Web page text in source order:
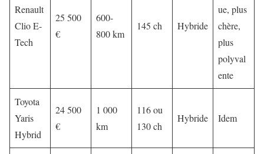
Renault
Clio E-
Tech
25 500
€
600-
800 km
145 ch Hybride
ue, plus
chère,
plus
polyval
ente
Toyota
Yaris
Hybrid
24 500
€
1 000
km
116 ou
130 ch
Hybride Idem